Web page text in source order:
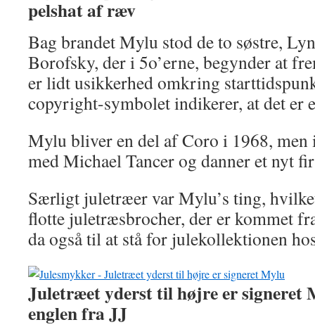
pelshat af ræv
Bag brandet Mylu stod de to søstre,
Borofsky, der i 5o’erne, begynder at
er lidt usikkerhed omkring
copyright-symbolet indikerer, at det er
Mylu bliver en del af Coro i 1968, men
med Michael Tancer og danner et nyt
Særligt juletræer var Mylu’s ting,
flotte juletræsbrocher, der er kommet
da også til at stå for julekollektionen
Juletræet yderst til højre er signeret
englen fra JJ